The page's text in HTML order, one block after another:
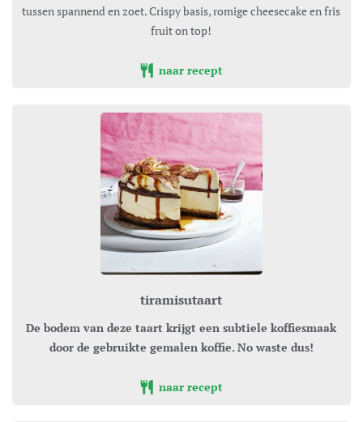
tussen spannend en zoet. Crispy basis, romige cheesecake en fris
fruit on top!
naar recept
tiramisutaart
De bodem van deze taart krijgt een subtiele koffiesmaak
door de gebruikte gemalen koffie. No waste dus!
naar recept